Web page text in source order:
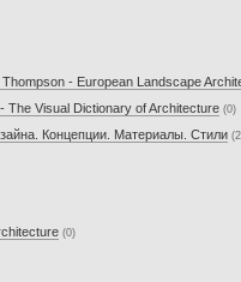
- European Landscape
The Visual Dictionary of Architecture (0)
Концепции. Материалы. Стили
(0)